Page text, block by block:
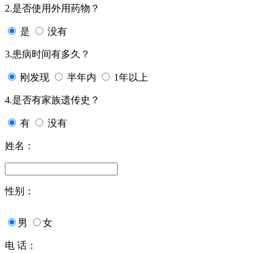
2.是否使用外用药物？
是 没有
3.患病时间有多久？
刚发现 半年内 1年以上
4.是否有家族遗传史？
有 没有
姓名：
性别：
男 女
电 话：